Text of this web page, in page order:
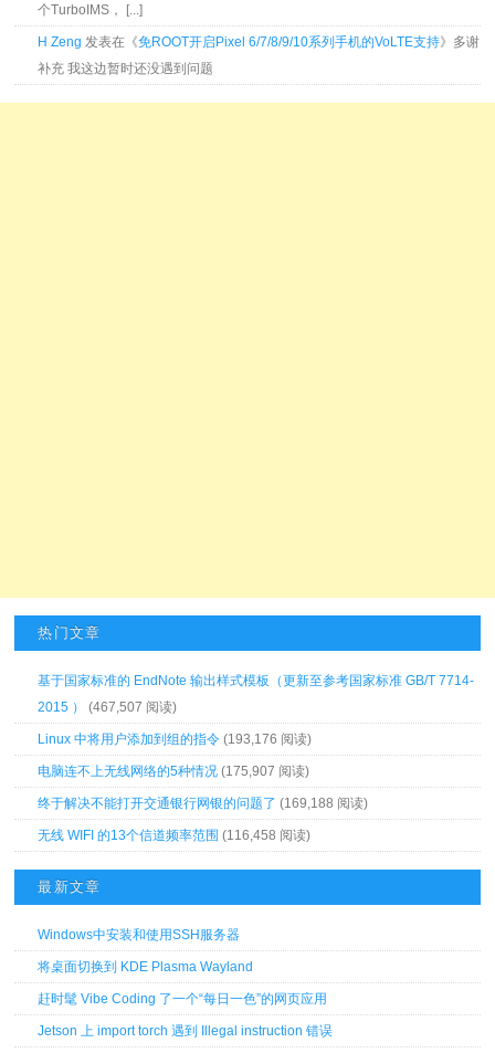
个TurboIMS， [...]
H Zeng 发表在《免ROOT开启Pixel 6/7/8/9/10系列手机的VoLTE支持》多谢
补充 我这边暂时还没遇到问题
热门文章
基于国家标准的 EndNote 输出样式模板（更新至参考国家标准 GB/T 7714-
2015 ）
(467,507 阅读)
Linux 中将用户添加到组的指令 (193,176 阅读)
电脑连不上无线网络的5种情况 (175,907 阅读)
终于解决不能打开交通银行网银的问题了 (169,188 阅读)
无线 WIFI 的13个信道频率范围 (116,458 阅读)
最新文章
Windows中安装和使用SSH服务器
将桌面切换到 KDE Plasma Wayland
赶时髦 Vibe Coding 了一个“每日一色”的网页应用
Jetson 上 import torch 遇到 Illegal instruction 错误